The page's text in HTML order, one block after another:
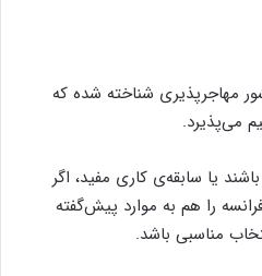
مهاجرپذیری شناخته شده كه
یا سابقه‌ی كاری مفید، اگر
را هم به موارد پیش‌گفته
مناسبی باشد.